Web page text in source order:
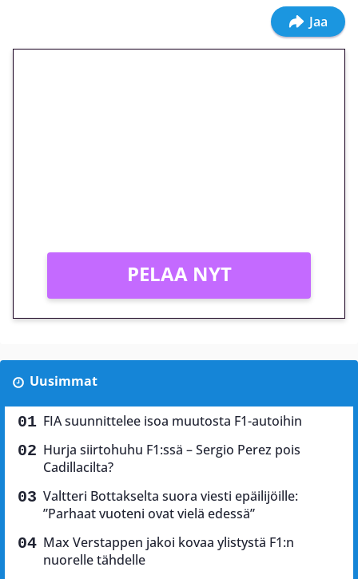
Jaa
PELAA NYT
Uusimmat
FIA suunnittelee isoa muutosta F1-autoihin
Hurja siirtohuhu F1:ssä – Sergio Perez pois
Cadillacilta?
Valtteri Bottakselta suora viesti epäilijöille:
”Parhaat vuoteni ovat vielä edessä”
Max Verstappen jakoi kovaa ylistystä F1:n
nuorelle tähdelle